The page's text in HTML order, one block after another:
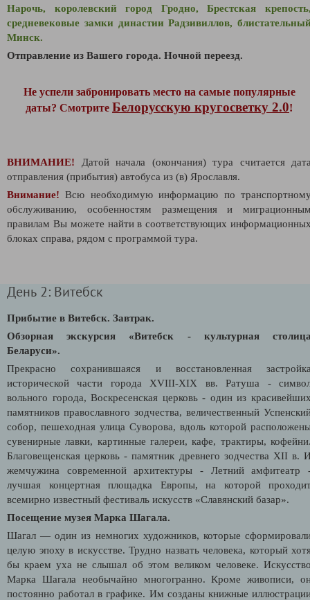
Нарочь, королевский город Гродно, Брестская
средневековые замки династии Радзивиллов,
Минск.
Отправление из Вашего города. Ночной переезд.
Не успели забронировать место на самые популярные
даты? Смотрите Белорусскую кругосветку 2.0!
ВНИМАНИЕ!
Датой начала (окончания) тура считается
отправления (прибытия) автобуса из (в) Ярославля.
Внимание! Всю необходимую информацию по
обслуживанию, особенностям размещения и
правилам Вы можете найти в соответствующих
блоках справа, рядом с программой тура.
День 2: Витебск
Прибытие в Витебск. Завтрак.
Обзорная экскурсия «Витебск - культурная
Беларуси».
Прекрасно сохранившаяся и восстановленная
исторической части города XVIII-XIX вв. Ратуша -
вольного города, Воскресенская церковь - один из
памятников православного зодчества, величественный
собор, пешеходная улица Суворова, вдоль которой
сувенирные лавки, картинные галереи, кафе, трактиры,
Благовещенская церковь - памятник древнего зодчества XII в.
жемчужина современной архитектуры - Летний амфитеатр
лучшая концертная площадка Европы, на которой
всемирно известный фестиваль искусств «Славянский базар».
Посещение музея Марка Шагала.
Шагал — один из немногих художников, которые
целую эпоху в искусстве. Трудно назвать человека, который
бы краем уха не слышал об этом великом человеке.
Марка Шагала необычайно многогранно. Кроме живописи,
постоянно работал в графике. Им созданы книжные